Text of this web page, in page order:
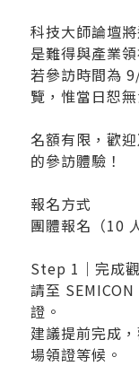
科技大師論壇
是難得與產業
若參訪時間為
覽，惟當日恕
名額有限，歡
的參訪體驗！
報名方式
團體報名（10
Step 1｜完成
請至
證。
建議提前完成
場領證等候。